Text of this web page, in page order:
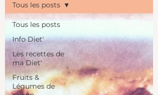
Tous les posts
Info Diet'
Les recettes de
ma Diet'
Fruits &
Légumes de
Tous les posts